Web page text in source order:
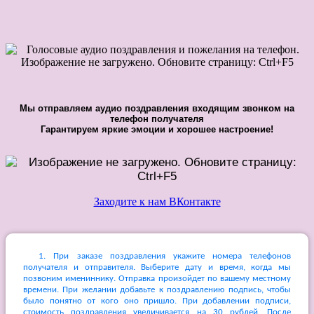
Мы отправляем аудио поздравления входящим звонком на
телефон получателя
Гарантируем яркие эмоции и хорошее настроение!
Заходите к нам ВКонтакте
1. При заказе поздравления укажите номера телефонов
получателя и отправителя. Выберите дату и время, когда мы
позвоним имениннику. Отправка произойдет по вашему местному
времени. При желании добавьте к поздравлению подпись, чтобы
было понятно от кого оно пришло. При добавлении подписи,